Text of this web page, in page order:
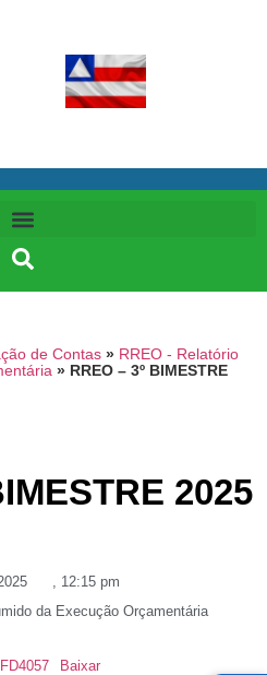
de Contas » RREO - Relatório
» RREO – 3º BIMESTRE
2025
, 12:15 pm
da Execução Orçamentária
Baixar